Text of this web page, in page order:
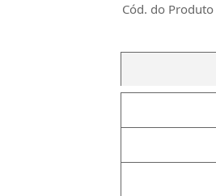
Cód. do Produto